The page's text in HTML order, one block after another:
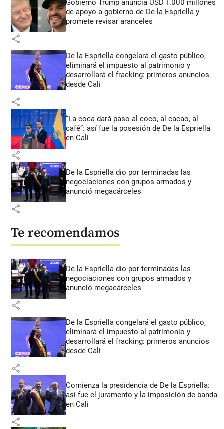
Gobierno Trump anuncia USD 1.000 millones
de apoyo a gobierno de De la Espriella y
promete revisar aranceles
share
De la Espriella congelará el gasto público,
eliminará el impuesto al patrimonio y
desarrollará el fracking: primeros anuncios
desde Cali
share
“La coca dará paso al coco, al cacao, al
café”: así fue la posesión de De la Espriella
en Cali
share
De la Espriella dio por terminadas las
negociaciones con grupos armados y
anunció megacárceles
share
Te recomendamos
De la Espriella dio por terminadas las
negociaciones con grupos armados y
anunció megacárceles
share
De la Espriella congelará el gasto público,
eliminará el impuesto al patrimonio y
desarrollará el fracking: primeros anuncios
desde Cali
share
Comienza la presidencia de De la Espriella:
así fue el juramento y la imposición de banda
en Cali
share